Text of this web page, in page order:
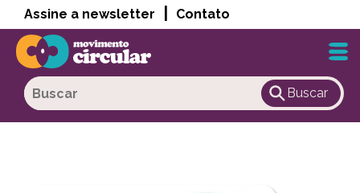
Assine a newsletter Contato
Buscar